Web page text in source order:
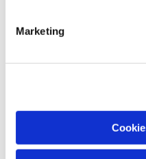
Marketing